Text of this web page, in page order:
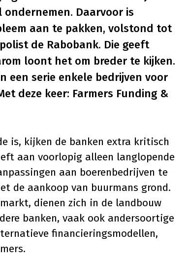
Daarvoor is
aan te pakken, volstond tot
de Rabobank. Die geeft
loont het om breder te kijken.
een serie enkele bedrijven voor
deze keer: Farmers Funding &
is, kijken de banken extra kritisch
aan voorlopig alleen langlopende
aan boerenbedrijven te
de aankoop van buurmans grond.
dienen zich in de landbouw
banken, vaak ook andersoortige
financieringsmodellen,